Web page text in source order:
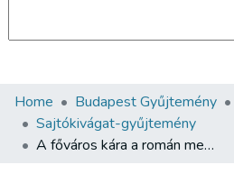
Communities & Collections
All of DSpace
Home Budapest Gyűjtemény
Sajtókivágat-gyűjtemény
A főváros kára a román megszállás alatt